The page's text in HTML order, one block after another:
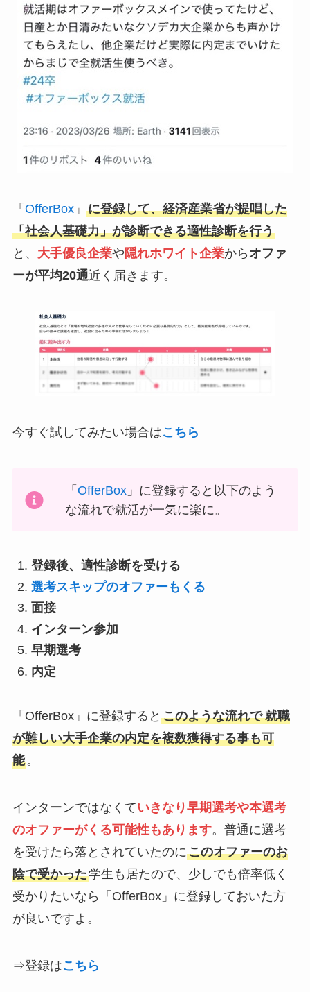
「 OfferBox」 に登録して、経済産業省が提唱した
「社会人基礎力」が診断できる適性診断を行う
と、 大手優良企業や隠れホワイト企業から オファ
ーが平均20通近く届きます。
今すぐ試してみたい場合はこちら
「OfferBox 」に登録すると以下のよう
な流れで就活が一気に楽に。
登録後、適性診断を受ける
選考スキップのオファーもくる
面接
インターン参加
早期選考
内定
「OfferBox」に登録すると このような流れで 就職
が難しい大手企業の内定を複数獲得する事も可
能。
インターンではなくていきなり早期選考や本選考
のオファーがくる可能性もあります。普通に選考
を受けたら落とされていたのにこのオファーのお
陰で受かった学生も居たので、少しでも倍率低く
受かりたいなら「OfferBox」に登録しておいた方
が良いですよ。
⇒登録はこちら